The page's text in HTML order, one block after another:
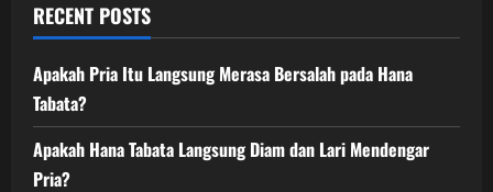
RECENT POSTS
Apakah Pria Itu Langsung Merasa Bersalah pada Hana
Tabata?
Apakah Hana Tabata Langsung Diam dan Lari Mendengar
Pria?